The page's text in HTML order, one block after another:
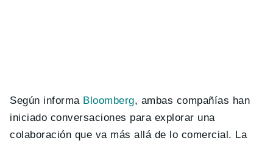
Según informa Bloomberg, ambas compañías han
iniciado conversaciones para explorar una
colaboración que va más allá de lo comercial. La